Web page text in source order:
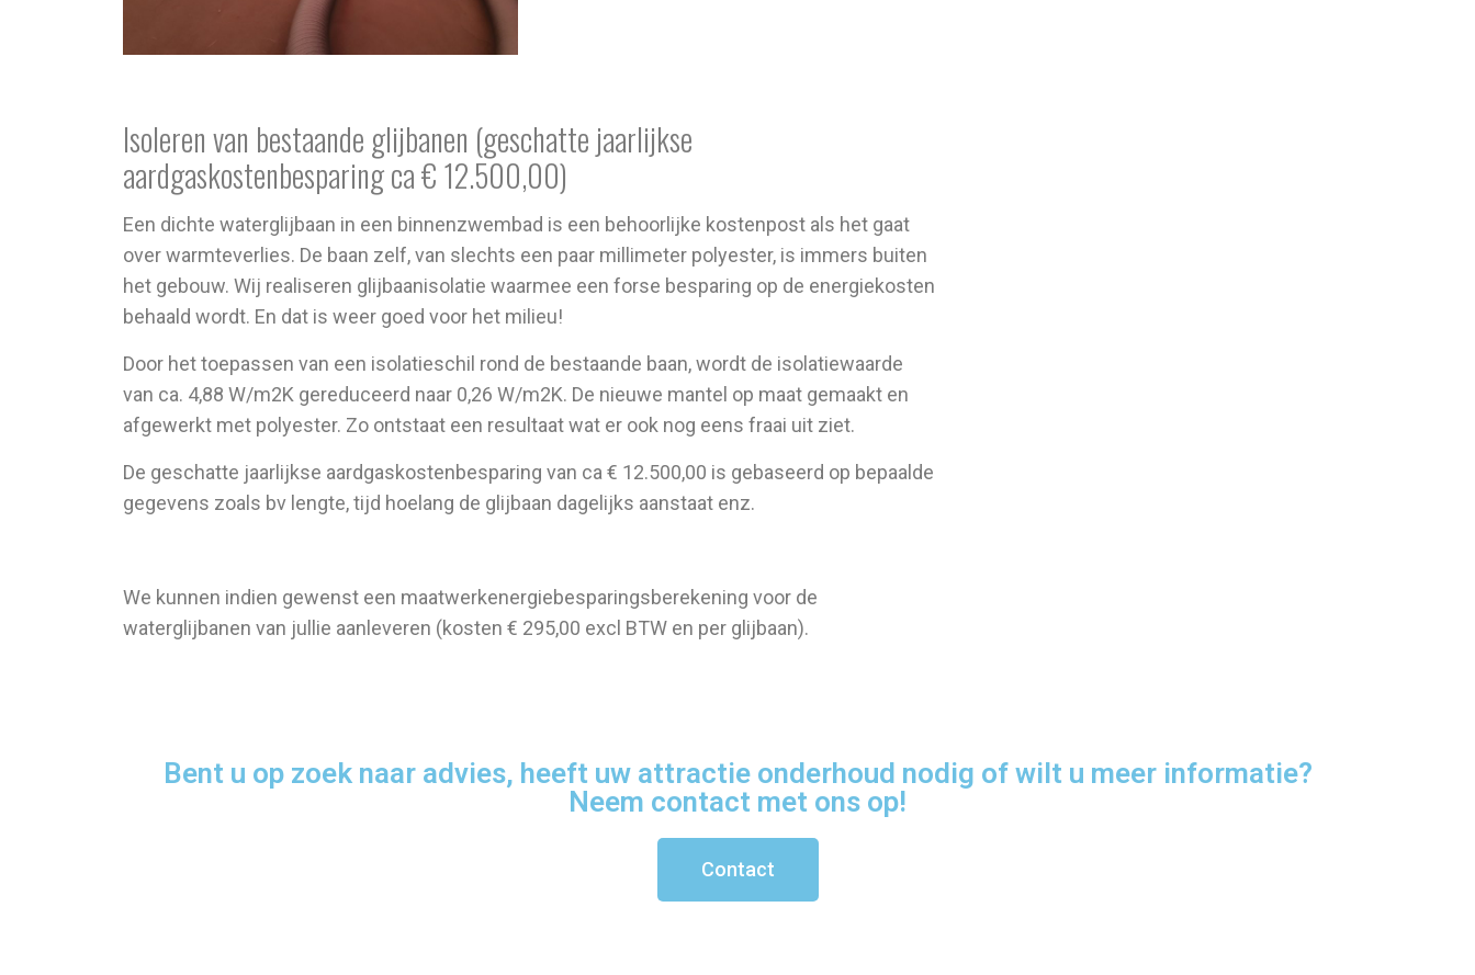
Isoleren van bestaande glijbanen (geschatte jaarlijkse
aardgaskostenbesparing ca € 12.500,00)
Een dichte waterglijbaan in een binnenzwembad is een behoorlijke kostenpost als het gaat
over warmteverlies. De baan zelf, van slechts een paar millimeter polyester, is immers buiten
het gebouw. Wij realiseren glijbaanisolatie waarmee een forse besparing op de energiekosten
behaald wordt. En dat is weer goed voor het milieu!
Door het toepassen van een isolatieschil rond de bestaande baan, wordt de isolatiewaarde
van ca. 4,88 W/m2K gereduceerd naar 0,26 W/m2K. De nieuwe mantel op maat gemaakt en
afgewerkt met polyester. Zo ontstaat een resultaat wat er ook nog eens fraai uit ziet.
De geschatte jaarlijkse aardgaskostenbesparing van ca € 12.500,00 is gebaseerd op bepaalde
gegevens zoals bv lengte, tijd hoelang de glijbaan dagelijks aanstaat enz.
We kunnen indien gewenst een maatwerkenergiebesparingsberekening voor de
waterglijbanen van jullie aanleveren (kosten € 295,00 excl BTW en per glijbaan).
Bent u op zoek naar advies, heeft uw attractie onderhoud nodig of wilt u meer informatie?
Neem contact met ons op!
Contact